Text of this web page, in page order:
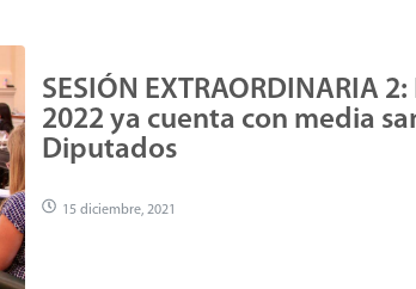
SESIÓN EXTRAORDINARIA
2022 ya cuenta con media
Diputados
15 diciembre, 2021